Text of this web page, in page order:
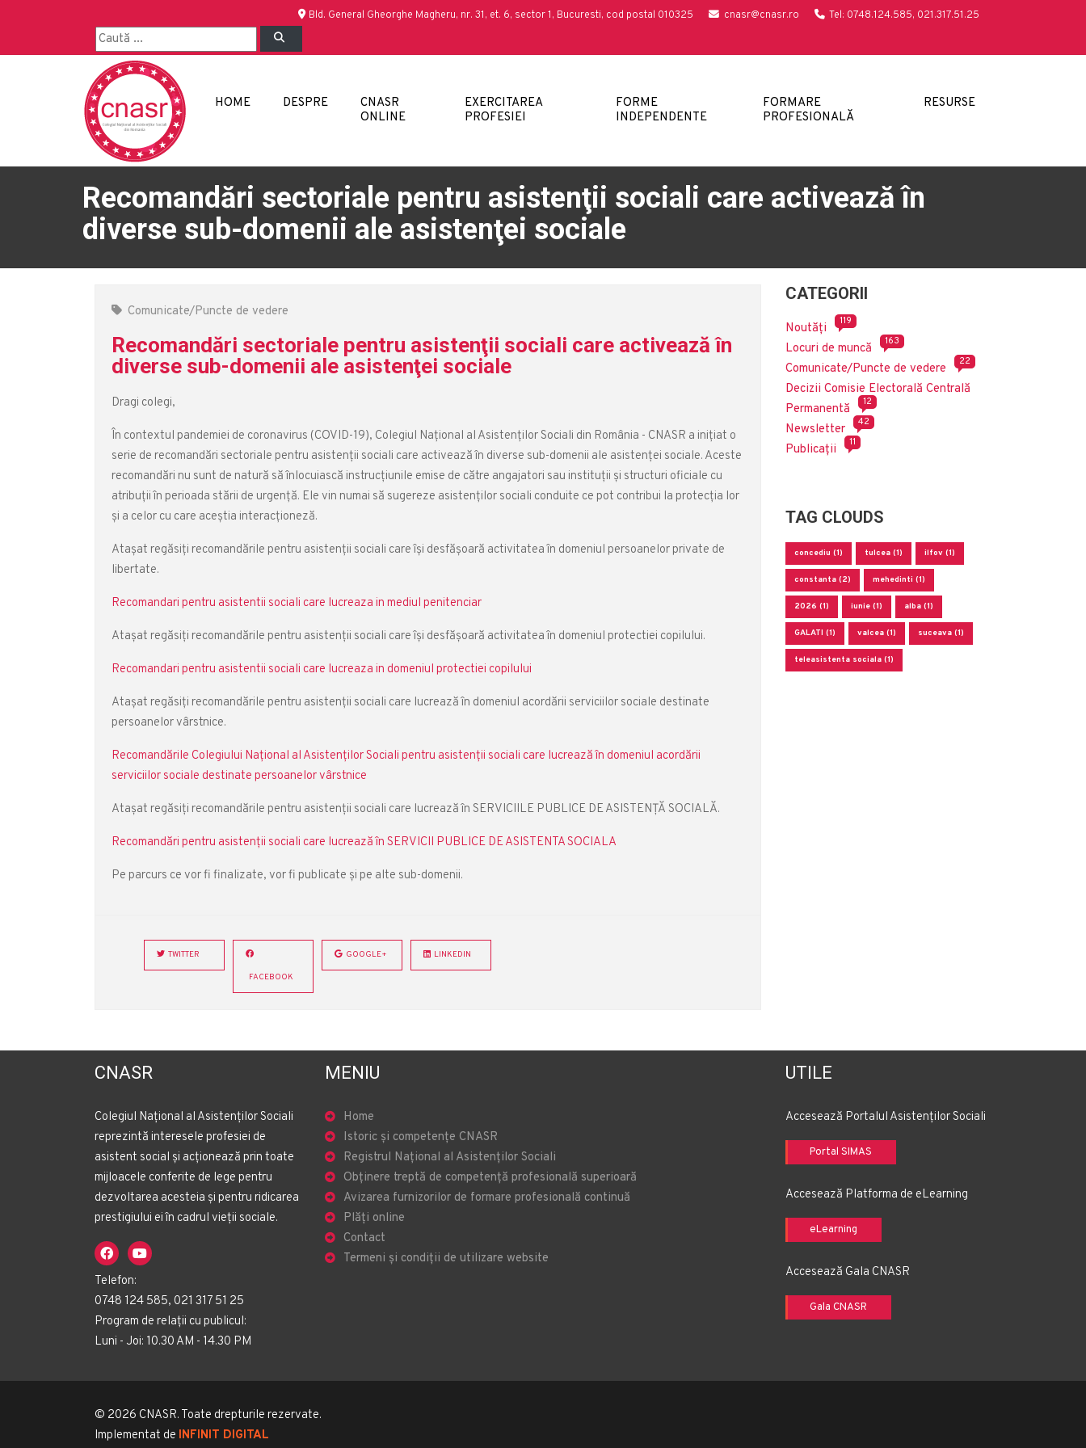
Bld. General Gheorghe Magheru, nr. 31, et. 6, sector 1, Bucuresti, cod postal 010325 cnasr@cnasr.ro Tel: 0748.124.585, 021.317.51.25
HOME DESPRE
CNASR
ONLINE
EXERCITAREA
PROFESIEI
FORME
INDEPENDENTE
FORMARE
PROFESIONALĂ
RESURSE
Recomandări sectoriale pentru asistenţii sociali care activează în
diverse sub-domenii ale asistenţei sociale
Comunicate/Puncte de vedere
Recomandări sectoriale pentru asistenţii sociali care activează în
diverse sub-domenii ale asistenţei sociale
Dragi colegi,
În contextul pandemiei de coronavirus (COVID-19), Colegiul Naţional al Asistenţilor Sociali din România - CNASR a iniţiat o
serie de recomandări sectoriale pentru asistenţii sociali care activează în diverse sub-domenii ale asistenţei sociale. Aceste
recomandări nu sunt de natură să înlocuiască instrucţiunile emise de către angajatori sau instituţii şi structuri oficiale cu
atribuţii în perioada stării de urgenţă. Ele vin numai să sugereze asistenţilor sociali conduite ce pot contribui la protecţia lor
şi a celor cu care aceştia interacţioneză.
Atașat regăsiți recomandările pentru asistenții sociali care își desfășoară activitatea în domeniul persoanelor private de
libertate.
Recomandari pentru asistentii sociali care lucreaza in mediul penitenciar
Atașat regăsiți recomandările pentru asistenții sociali care își desfășoară activitatea în domeniul protectiei copilului.
Recomandari pentru asistentii sociali care lucreaza in domeniul protectiei copilului
Atașat regăsiți recomandările pentru asistenții sociali care lucrează în domeniul acordării serviciilor sociale destinate
persoanelor vârstnice.
Recomandările Colegiului Naţional al Asistenţilor Sociali pentru asistenţii sociali care lucrează în domeniul acordării
serviciilor sociale destinate persoanelor vârstnice
Atașat regăsiți recomandările pentru asistenții sociali care lucrează în SERVICIILE PUBLICE DE ASISTENŢĂ SOCIALĂ.
Recomandări pentru asistenţii sociali care lucrează în SERVICII PUBLICE DE ASISTENTA SOCIALA
Pe parcurs ce vor fi finalizate, vor fi publicate și pe alte sub-domenii.
TWITTER
FACEBOOK
GOOGLE+ LINKEDIN
CATEGORII
Noutăți 119
Locuri de muncă 163
Comunicate/Puncte de vedere 22
Decizii Comisie Electorală Centrală
Permanentă
12
Newsletter 42
Publicații 11
TAG CLOUDS
concediu (1) tulcea (1) ilfov (1)
constanta (2) mehedinti (1)
2026 (1) iunie (1) alba (1)
GALATI (1) valcea (1) suceava (1)
teleasistenta sociala (1)
CNASR
Colegiul Național al Asistenților Sociali
reprezintă interesele profesiei de
asistent social și acționează prin toate
mijloacele conferite de lege pentru
dezvoltarea acesteia și pentru ridicarea
prestigiului ei în cadrul vieții sociale.
Telefon:
0748 124 585, 021 317 51 25
Program de relații cu publicul:
Luni - Joi: 10.30 AM - 14.30 PM
MENIU
Home
Istoric și competențe CNASR
Registrul Național al Asistenților Sociali
Obținere treptă de competență profesională superioară
Avizarea furnizorilor de formare profesională continuă
Plăți online
Contact
Termeni și condiții de utilizare website
UTILE
Accesează Portalul Asistenților Sociali
Portal SIMAS
Accesează Platforma de eLearning
eLearning
Accesează Gala CNASR
Gala CNASR
© 2026 CNASR. Toate drepturile rezervate.
Implementat de INFINIT DIGITAL